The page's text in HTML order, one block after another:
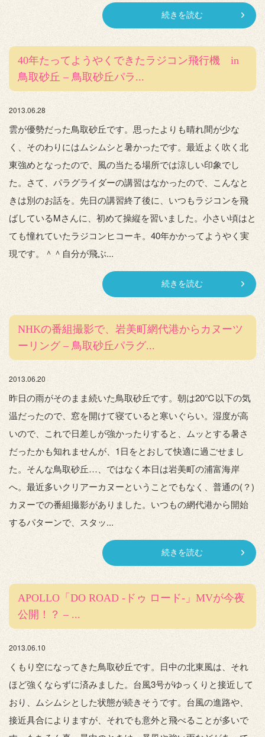
続きを読む
40年たってようやくできたラジコン飛行機 in
鳥取砂丘 – 鳥取砂丘パラ...
2013.06.28
雲が優勢だった鳥取砂丘です。思ったよりも晴れ間が少な
く、そのわりにはムシムシと暑かったです。最近よく吹く北
東強めとなったので、風の当たる場所では涼しい印象でし
た。さて、パラグライダーの講習はなかったので、こんなと
きは別のお話を。先日の講習終了後に、いつもラジコンを飛
ばしているMさんに、初めて操縦を習いました。小さい頃はと
ても憧れていたラジコンヒコーキ。40年かかってようやく実
現です。＾＾自分が飛ぶ...
続きを読む
NHKの番組撮影で、岩美町網代港からカヌーツ
ーリング – 鳥取砂丘パラグ...
2013.06.20
昨日の雨がそのまま続いた鳥取砂丘です。朝は20℃以下の気
温だったので、窓を開けて寝ていると寒いぐらい。湿度が高
いので、これで日差しが強かったりすると、ムッとする暑さ
だったかも知れませんが、1日をとおして快適に過ごせまし
た。そんな鳥取砂丘…、ではなく本日は岩美町の浦富海岸
へ。最近多いクリアーカヌーということでもなく、普通の(？)
カヌーでの番組撮影がありました。いつもの網代港から開始
するパターンで、スタッ...
続きを読む
APOLLO「DO ROAD -ドゥ ロード-」MVが今夜
公開！？ – ...
2013.06.10
くもり空になってきた鳥取砂丘です。日中の北東風は、それ
ほど強くならずに済みました。台風3号がゆっくりと接近して
おり、ムシムシとした状態が続きそうです。台風の進路や、
接近具合によりますが、それでも意外と飛べることが多いで